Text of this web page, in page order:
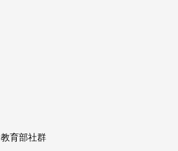
教育部社群